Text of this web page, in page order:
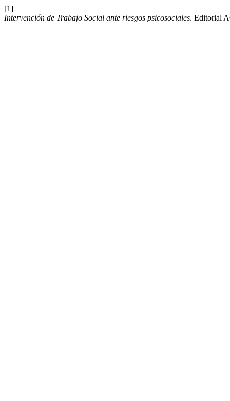
[1]
Intervención de Trabajo Social ante riesgos psicosociales. Editorial